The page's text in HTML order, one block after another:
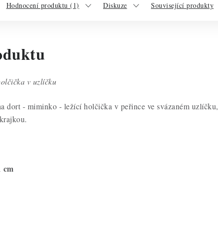
Hodnocení produktu (1) Diskuze Související produkty
v uzlíčku
dort - miminko - ležící holčička v peřince ve svázaném uzlíčku,
cm